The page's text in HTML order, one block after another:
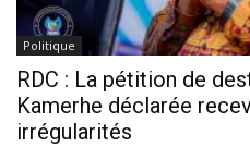
Politique
RDC : La pétition de
Kamerhe déclarée
irrégularités